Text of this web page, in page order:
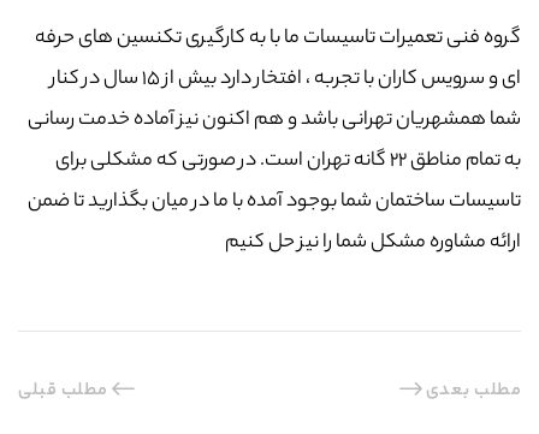
گروه فنی تعمیرات تاسیسات ما با به‌ کارگیری تکنسین های حرفه
ای و سرویس کاران با تجربه ، افتخار دارد بیش از ۱۵ سال در کنار
شما همشهریان تهرانی باشد و هم اکنون نیز آماده خدمت رسانی
به تمام مناطق ۲۲ گانه تهران است. در صورتی که مشکلی برای
تاسیسات ساختمان شما بوجود آمده با ما در میان بگذارید تا ضمن
ارائه مشاوره مشکل شما را نیز حل کنیم
مطلب قبلی مطلب بعدی